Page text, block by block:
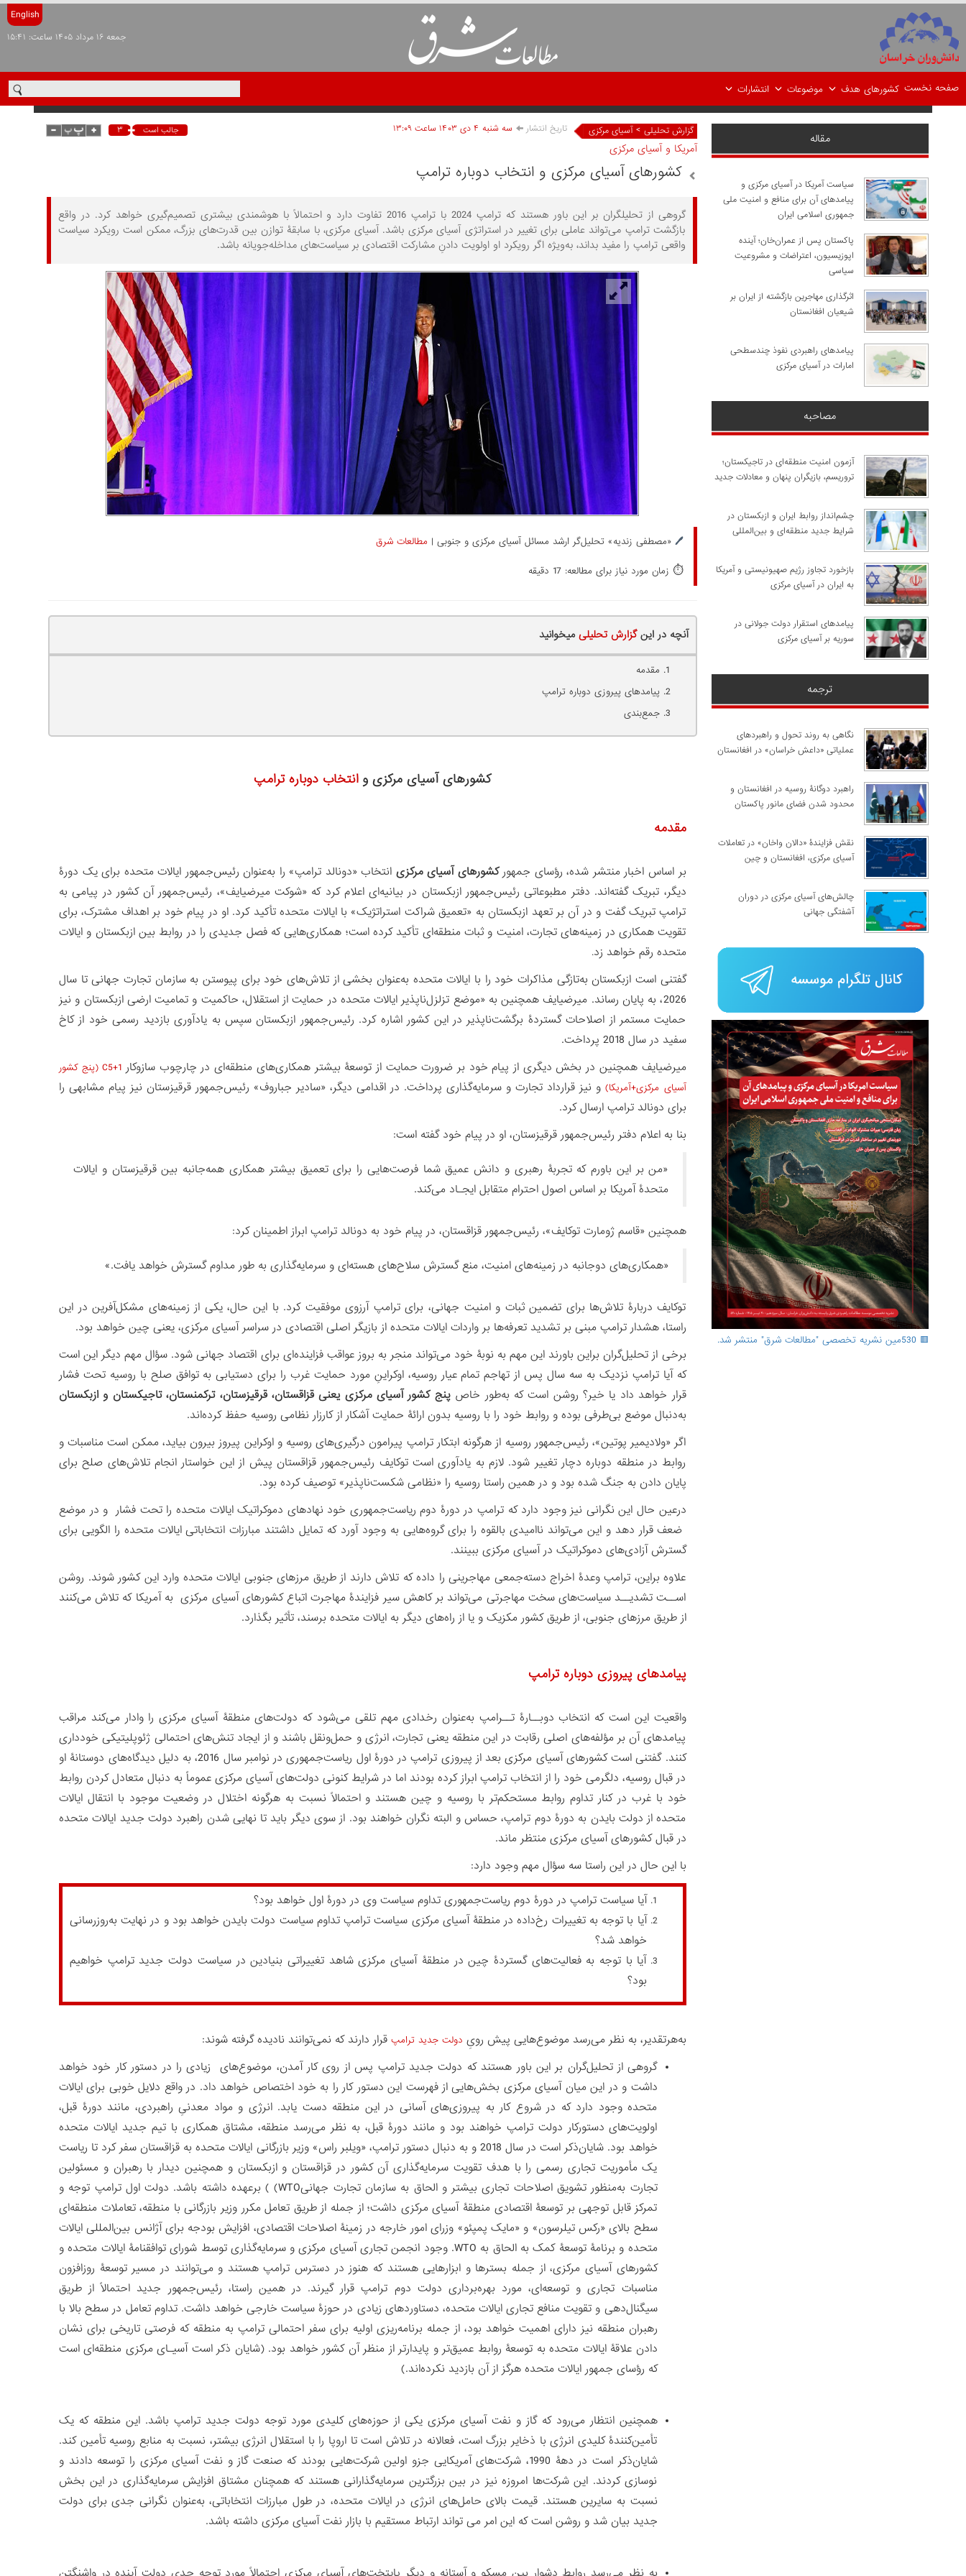
English
جمعه ۱۶ مرداد ۱۴۰۵ ساعت: ۱۵:۴۱
صفحه نخست کشورهای هدف موضوعات انتشارات
گزارش تحلیلی > آسیای مرکزی تاریخ انتشار سه شنبه ۴ دی ۱۴۰۳ ساعت ۱۳:۰۹ جالب است ۳
آمریکا و آسیای مرکزی
کشورهای آسیای مرکزی و انتخاب دوباره ترامپ
گروهی از تحلیلگران بر این باور هستند که ترامپ 2024 با ترامپ 2016 تفاوت دارد و احتمالاً با هوشمندی بیشتری تصمیم‌گیری خواهد کرد. در واقع
بازگشت ترامپ می‌تواند عاملی برای تغییر در استراتژی آسیای مرکزی باشد. آسیای مرکزی، با سابقۀ توازن بین قدرت‌های بزرگ، ممکن است رویکرد سیاست
واقعی ترامپ را مفید بداند، به‌ویژه اگر رویکرد او اولویت دادنِ مشارکت اقتصادی بر سیاست‌های مداخله‌جویانه باشد.
🖊️ «مصطفی زندیه» تحلیل‌گر ارشد مسائل آسیای مرکزی و جنوبی | مطالعات شرق
⏱️ زمان مورد نیاز برای مطالعه: 17 دقیقه
آنچه در اینگزارش تحلیلی میخوانید
مقدمه
پیامدهای پیروزی دوباره ترامپ
جمع‌بندی
کشورهای آسیای مرکزی و انتخاب دوباره ترامپ
مقدمه
بر اساس اخبار منتشر شده، رؤسای جمهورکشورهای آسیای مرکزی انتخاب «دونالد ترامپ» را به‌عنوان رئیس‌جمهور ایالات متحده برای یک دورۀ
دیگر، تبریک گفته‌اند. دفتر مطبوعاتی رئیس‌جمهور ازبکستان در بیانیه‌ای اعلام کرد که «شوکت میرضیایف»، رئیس‌جمهور آن کشور در پیامی به
ترامپ تبریک گفت و در آن بر تعهد ازبکستان به «تعمیق شراکت استراتژیک» با ایالات متحده تأکید کرد. او در پیام خود بر اهداف مشترک، برای
تقویت همکاری در زمینه‌های تجارت، امنیت و ثبات منطقه‌ای تأکید کرده است؛ همکاری‌هایی که فصل جدیدی را در روابط بین ازبکستان و ایالات
متحده رقم خواهد زد.
گفتنی است ازبکستان به‌تازگی مذاکرات خود را با ایالات متحده به‌عنوان بخشی از تلاش‌های خود برای پیوستن به سازمان تجارت جهانی تا سال
2026، به پایان رساند. میرضیایف همچنین به «موضع تزلزل‌ناپذیر ایالات متحده در حمایت از استقلال، حاکمیت و تمامیت ارضی ازبکستان و نیز
حمایت مستمر از اصلاحات گستردۀ برگشت‌ناپذیر در این کشور اشاره کرد. رئیس‌جمهور ازبکستان سپس به یادآوری بازدید رسمی خود از کاخ
سفید در سال 2018 پرداخت.
میرضیایف همچنین در بخش دیگری از پیام خود بر ضرورت حمایت از توسعۀ بیشتر همکاری‌های منطقه‌ای در چارچوب سازوکار
C5+1 (پنج کشور
آسیای مرکزی+آمریکا)و نیز قرارداد تجارت و سرمایه‌گذاری پرداخت. در اقدامی دیگر، «سادیر جباروف» رئیس‌جمهور قرقیزستان نیز پیام مشابهی را
برای دونالد ترامپ ارسال کرد.
بنا به اعلام دفتر رئیس‌جمهور قرقیزستان، او در پیام خود گفته است:
«من بر این باورم که تجربۀ رهبری و دانش عمیق شما فرصت‌هایی را برای تعمیق بیشتر همکاری همه‌جانبه بین قرقیزستان و ایالات
متحدۀ آمریکا بر اساس اصول احترام متقابل ایجـاد می‌کند.
همچنین «قاسم ژومارت توکایف»، رئیس‌جمهور قزاقستان، در پیام خود به دونالد ترامپ ابراز اطمینان کرد:
«همکاری‌های دوجانبه در زمینه‌های امنیت، منع گسترش سلاح‌های هسته‌ای و سرمایه‌گذاری به طور مداوم گسترش خواهد یافت.»
توکایف دربارۀ تلاش‌ها برای تضمین ثبات و امنیت جهانی، برای ترامپ آرزوی موفقیت کرد. با این حال، یکی از زمینه‌های مشکل‌آفرین در این
راستا، هشدار ترامپ مبنی بر تشدید تعرفه‌ها بر واردات ایالات متحده از بازیگر اصلی اقتصادی در سراسر آسیای مرکزی، یعنی چین خواهد بود.
برخی از تحلیل‌گران براین باورند این مهم به نوبۀ خود می‌تواند منجر به بروز عواقب فزاینده‌ای برای اقتصاد جهانی شود. سؤال مهم دیگر این است
که آیا ترامپ نزدیک به سه سال پس از تهاجم تمام عیار روسیه، اوکراینِ مورد حمایت غرب را برای دستیابی به توافق صلح با روسیه تحت فشار
قرار خواهد داد یا خیر؟ روشن است که به‌طور خاصپنج کشور آسیای مرکزی یعنی قزاقستان، قرقیزستان، ترکمنستان، تاجیکستان و ازبکستان
به‌دنبال موضع بی‌طرفی بوده و روابط خود را با روسیه بدون ارائۀ حمایت آشکار از کارزار نظامی روسیه حفظ کرده‌اند.
اگر «ولادیمیر پوتین»، رئیس‌جمهور روسیه از هرگونه ابتکار ترامپ پیرامون درگیری‌های روسیه و اوکراین پیروز بیرون بیاید، ممکن است مناسبات و
روابط در منطقه دوباره دچار تغییر شود. لازم به یادآوری است توکایف رئیس‌جمهور قزاقستان پیش از این خواستار انجام تلاش‌های صلح برای
پایان دادن به جنگ شده بود و در همین راستا روسیه را «نظامی شکست‌ناپذیر» توصیف کرده بود.
درعین حال این نگرانی نیز وجود دارد که ترامپ در دورۀ دوم ریاست‌جمهوری خود نهادهای دموکراتیک ایالات متحده را تحت فشار و در موضع
ضعف قرار دهد و این می‌تواند ناامیدی بالقوه را برای گروه‌هایی به وجود آورد که تمایل داشتند مبارزات انتخاباتی ایالات متحده را الگویی برای
گسترش آزادی‌های دموکراتیک در آسیای مرکزی ببینند.
علاوه براین، ترامپ وعدۀ اخراج دسته‌جمعی مهاجرینی را داده که تلاش دارند از طریق مرزهای جنوبی ایالات متحده وارد این کشور شوند. روشن
اســت تشدیــد سیاست‌های سخت مهاجرتی می‌تواند بر کاهش سیر فزایندۀ مهاجرت اتباع کشورهای آسیای مرکزی به آمریکا که تلاش می‌کنند
از طریق مرزهای جنوبی، از طریق کشور مکزیک و یا از راه‌های دیگر به ایالات متحده برسند، تأثیر بگذارد.
پیامدهای پیروزی دوباره ترامپ
واقعیت این است که انتخاب دوبــارۀ تــرامپ به‌عنوان رخدادی مهم تلقی می‌شود که دولت‌های منطقۀ آسیای مرکزی را وادار می‌کند مراقب
پیامدهای آن بر مؤلفه‌های اصلی رقابت در این منطقه یعنی تجارت، انرژی و حمل‌ونقل باشند و از ایجاد تنش‌های احتمالی ژئوپلیتیکی خودداری
کنند. گفتنی است کشورهای آسیای مرکزی بعد از پیروزی ترامپ در دورۀ اول ریاست‌جمهوری در نوامبر سال 2016، به دلیل دیدگاه‌های دوستانۀ او
در قبال روسیه، دلگرمی خود را از انتخاب ترامپ ابراز کرده بودند اما در شرایط کنونی دولت‌های آسیای مرکزی عموماً به دنبال متعادل کردن روابط
خود با غرب در کنار تداوم روابط مستحکم‌تر با روسیه و چین هستند و احتمالاً نسبت به هرگونه اختلال در وضعیت موجود با انتقال ایالات
متحده از دولت بایدن به دورۀ دوم ترامپ، حساس و البته نگران خواهند بود. از سوی دیگر باید تا نهایی شدن راهبرد دولت جدید ایالات متحده
در قبال کشورهای آسیای مرکزی منتظر ماند.
با این حال در این راستا سه سؤال مهم وجود دارد:
آیا سیاست ترامپ در دورۀ دوم ریاست‌جمهوری تداوم سیاست وی در دورۀ اول خواهد بود؟
آیا با توجه به تغییرات رخ‌داده در منطقۀ آسیای مرکزی سیاست ترامپ تداوم سیاست دولت بایدن خواهد بود و در نهایت به‌روزرسانی
خواهد شد؟
آیا با توجه به فعالیت‌های گستردۀ چین در منطقۀ آسیای مرکزی شاهد تغییراتی بنیادین در سیاست دولت جدید ترامپ خواهیم
بود؟
به‌هرتقدیر، به نظر می‌رسد موضوع‌هایی پیش رویِ دولت جدید ترامپ قرار دارند که نمی‌توانند نادیده گرفته شوند:
گروهی از تحلیل‌گران بر این باور هستند که دولت جدید ترامپ پس از روی کار آمدن، موضوع‌های زیادی را در دستور کار خود خواهد
داشت و در این میان آسیای مرکزی بخش‌هایی از فهرست این دستور کار را به خود اختصاص خواهد داد. در واقع دلایل خوبی برای ایالات
متحده وجود دارد که در شروع کار به پیروزی‌های آسانی در این منطقه دست یابد. انرژی و مواد معدنیِ راهبردی، مانند دورۀ قبل،
اولویت‌های دستورکار دولت ترامپ خواهند بود و مانند دورۀ قبل، به نظر می‌رسد منطقه، مشتاق همکاری با تیم جدید ایالات متحده
خواهد بود. شایان‌ذکر است در سال 2018 و به دنبال دستور ترامپ، «ویلبر راس» وزیر بازرگانی ایالات متحده به قزاقستان سفر کرد تا ریاست
یک مأموریت تجاری رسمی را با هدف تقویت سرمایه‌گذاری آن کشور در قزاقستان و ازبکستان و همچنین دیدار با رهبران و مسئولین
تجارت به‌منظور تشویق اصلاحات تجاری بیشتر و الحاق به سازمان تجارت جهانیWTO) ) برعهده داشته باشد. دولت اول ترامپ توجه و
تمرکز قابل‌ توجهی بر توسعۀ اقتصادی منطقۀ آسیای مرکزی داشت؛ از جمله از طریق تعامل مکرر وزیر بازرگانی با منطقه، تعاملات منطقه‌ای
سطح بالای «رکس تیلرسون» و «مایک پمپئو» وزرای امور خارجه در زمینۀ اصلاحات اقتصادی، افزایش بودجه برای آژانس بین‌المللی ایالات
متحده و برنامۀ توسعۀ کمک به الحاق به WTO. وجود انجمن تجاری آسیای مرکزی و سرمایه‌گذاری توسط شورای توافقنامۀ ایالات متحده و
کشورهای آسیای مرکزی، از جمله بسترها و ابزارهایی هستند که هنوز در دسترس ترامپ هستند و می‌توانند در مسیر توسعۀ روزافزون
مناسبات تجاری و توسعه‌ای، مورد بهره‌برداری دولت دوم ترامپ قرار گیرند. در همین راستا، رئیس‌جمهور جدید احتمالاً از طریق
سیگنال‌دهی و تقویت منافع تجاری ایالات متحده، دستاوردهای زیادی در حوزۀ سیاست خارجی خواهد داشت. تداوم تعامل در سطح بالا با
رهبران منطقه نیز دارای اهمیت خواهد بود، از جمله برنامه‌ریزی اولیه برای سفر احتمالی ترامپ به منطقه که فرصتی تاریخی برای نشان
دادن علاقۀ ایالات متحده به توسعۀ روابط عمیق‌تر و پایدارتر از منظر آن کشور خواهد بود. (شایان ذکر است آسیـای مرکزی منطقه‌ای است
که رؤسای جمهور ایالات متحده هرگز از آن بازدید نکرده‌اند.)
همچنین انتظار می‌رود که گاز و نفت آسیای مرکزی یکی از حوزه‌های کلیدی مورد توجه دولت جدید ترامپ باشد. این منطقه که یک
تأمین‌کنندۀ کلیدی انرژی با ذخایر بزرگ است، فعالانه در تلاش است تا اروپا را با استقلال انرژی بیشتر، نسبت به منابع روسیه تأمین کند.
شایان‌ذکر است در دهۀ 1990، شرکت‌های آمریکایی جزو اولین شرکت‌هایی بودند که صنعت گاز و نفت آسیای مرکزی را توسعه دادند و
نوسازی کردند. این شرکت‌ها امروزه نیز در بین بزرگترین سرمایه‌گذارانی هستند که همچنان مشتاق افزایش سرمایه‌گذاری در این بخش
نسبت به سایرین هستند. قیمت بالای حامل‌های انرژی در ایالات متحده، در طول مبارزات انتخاباتی، به‌عنوان نگرانی جدی برای دولت
جدید بیان شد و روشن است که این امر می تواند ارتباط مستقیم با بازار نفت آسیای مرکزی داشته باشد.
مقاله
سیاست آمریکا در آسیای مرکزی و
پیامدهای آن برای منافع و امنیت ملی
جمهوری اسلامی ایران
پاکستان پس از عمران‌خان؛ آینده
اپوزیسیون، اعتراضات و مشروعیت
سیاسی
اثرگذاری مهاجرین بازگشته از ایران بر
شیعیان افغانستان
پیامدهای راهبردی نفوذ چندسطحی
امارات در آسیای مرکزی
مصاحبه
آزمون امنیت منطقه‌ای در تاجیکستان؛
تروریسم، بازیگران پنهان و معادلات جدید
چشم‌انداز روابط ایران و ازبکستان در
شرایط جدید منطقه‌ای و بین‌المللی
​بازخورد تجاوز رژیم صهیونیستی و آمریکا
به ایران در آسیای مرکزی
پیامدهای استقرار دولت جولانی در
سوریه بر آسیای مرکزی
ترجمه
نگاهی به روند تحول و راهبردهای
عملیاتی «داعش خراسان» در افغانستان
راهبرد دوگانۀ روسیه در افغانستان و
محدود شدن فضای مانور پاکستان
نقش فزایندۀ «دالان واخان» در تعاملات
آسیای مرکزی، افغانستان و چین
چالش‌های آسیای مرکزی در دوران
آشفتگی جهانی
🟥 530مین نشریه تخصصی "مطالعات شرق" منتشر شد.